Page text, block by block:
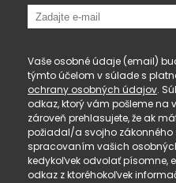
Vaše osobné údaje (email)
týmto účelom v súlade s
ochrany osobných údajov.
odkaz, ktorý vám pošleme na
zároveň prehlasujete, že ak
požiadal/a svojho
spracovaním vašich
kedykoľvek odvolať písomne,
odkaz z ktoréhokoľvek